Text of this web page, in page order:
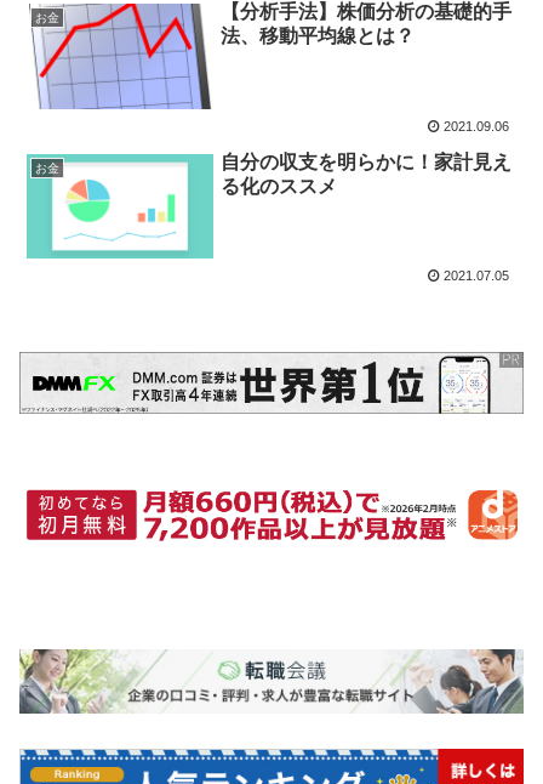
お金
【分析手法】株価分析の基礎的手
法、移動平均線とは？
2021.09.06
お金
自分の収支を明らかに！家計見え
る化のススメ
2021.07.05